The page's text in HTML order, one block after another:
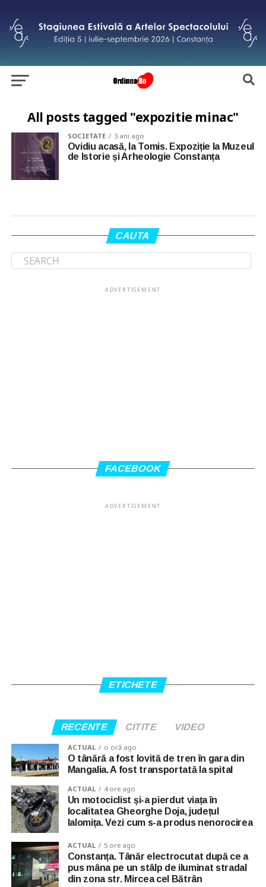
All posts tagged "expozitie minac"
SOCIETATE 3 ani ago
Ovidiu acasă, la Tomis. Expoziție la Muzeul
de Istorie și Arheologie Constanța
CAUTA
ADVERTISEMENT
FACEBOOK
ADVERTISEMENT
ETICHETE
RECENTE CITITE VIDEO
ACTUAL o oră ago
O tânără a fost lovită de tren în gara din
Mangalia. A fost transportată la spital
ACTUAL 4 ore ago
Un motociclist și-a pierdut viața în
localitatea Gheorghe Doja, județul
Ialomița. Vezi cum s-a produs nenorocirea
ACTUAL 5 ore ago
Constanța. Tânăr electrocutat după ce a
pus mâna pe un stâlp de iluminat stradal
din zona str. Mircea cel Bătrân